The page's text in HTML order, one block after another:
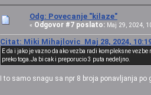
Odg: Povecanje "kilaze"
« Odgovor #7 poslato: Maj 29, 2024,
Citat: Miki Mihajlovic Maj 28, 2024,
E da i jako je vazno da ako vezba radi kompleksne
preko toga.Ja bi cak i preporucio 3 puta nedeljno.
I to samo snagu sa npr 8 broja ponavljanja po